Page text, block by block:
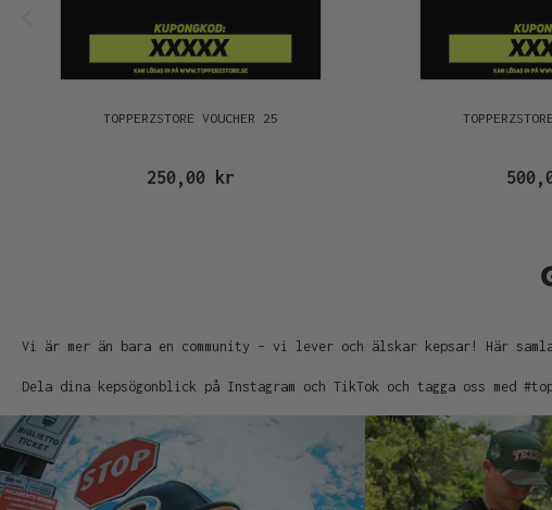
TOPPERZSTORE VOUCHER 25
250,00 kr
Vi är mer än bara en community – vi lever och älskar kepsar! Här
Dela dina kepsögonblick på Instagram och TikTok och tagga oss